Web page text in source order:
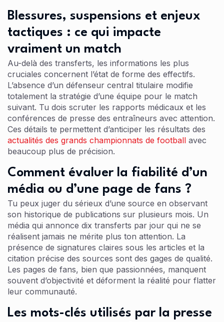
Blessures, suspensions et enjeux
tactiques : ce qui impacte
vraiment un match
Au-delà des transferts, les informations les plus
cruciales concernent l’état de forme des effectifs.
L’absence d’un défenseur central titulaire modifie
totalement la stratégie d’une équipe pour le match
suivant. Tu dois scruter les rapports médicaux et les
conférences de presse des entraîneurs avec attention.
Ces détails te permettent d’anticiper les résultats des
actualités des grands championnats de football avec
beaucoup plus de précision.
Comment évaluer la fiabilité d’un
média ou d’une page de fans ?
Tu peux juger du sérieux d’une source en observant
son historique de publications sur plusieurs mois. Un
média qui annonce dix transferts par jour qui ne se
réalisent jamais ne mérite plus ton attention. La
présence de signatures claires sous les articles et la
citation précise des sources sont des gages de qualité.
Les pages de fans, bien que passionnées, manquent
souvent d’objectivité et déforment la réalité pour flatter
leur communauté.
Les mots-clés utilisés par la presse